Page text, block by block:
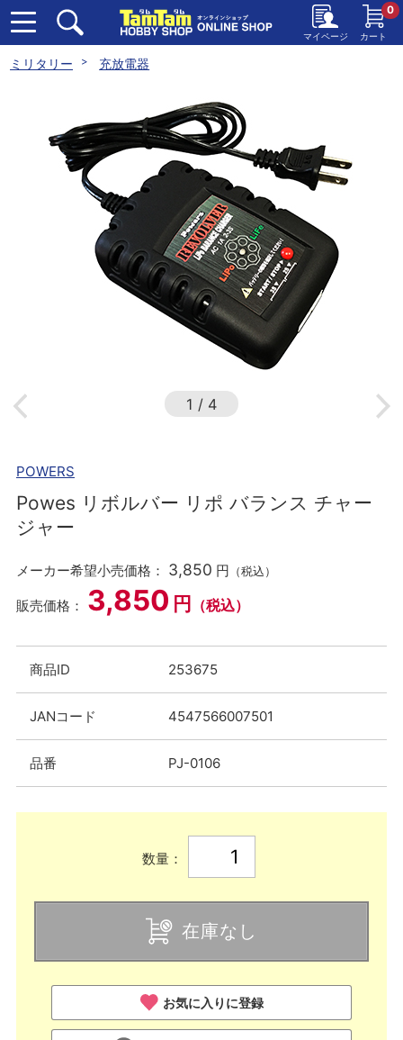
マイページ カート
0
ミリタリー 充放電器
1 / 4
POWERS
Powes リボルバー リポ バランス チャー
ジャー
メーカー希望小売価格： 3,850 円 （税込）
販売価格： 3,850 円 （税込）
商品ID 253675
JANコード 4547566007501
品番 PJ-0106
数量：
在庫なし
お気に入りに登録